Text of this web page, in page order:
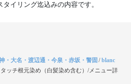
タイリング迄込みの内容です。
・大名・渡辺通・今泉・赤坂・警固 /blanc
タッチ根元染め（白髪染め含む）/メニュー詳